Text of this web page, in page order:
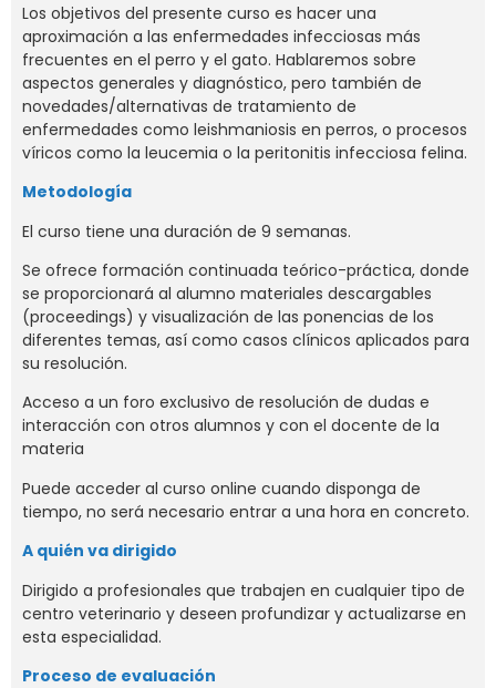
Los objetivos del presente curso es hacer una
aproximación a las enfermedades infecciosas más
frecuentes en el perro y el gato. Hablaremos sobre
aspectos generales y diagnóstico, pero también de
novedades/alternativas de tratamiento de
enfermedades como leishmaniosis en perros, o procesos
víricos como la leucemia o la peritonitis infecciosa felina.
Metodología
El curso tiene una duración de 9 semanas.
Se ofrece formación continuada teórico-práctica, donde
se proporcionará al alumno materiales descargables
(proceedings) y visualización de las ponencias de los
diferentes temas, así como casos clínicos aplicados para
su resolución.
Acceso a un foro exclusivo de resolución de dudas e
interacción con otros alumnos y con el docente de la
materia
Puede acceder al curso online cuando disponga de
tiempo, no será necesario entrar a una hora en concreto.
A quién va dirigido
Dirigido a profesionales que trabajen en cualquier tipo de
centro veterinario y deseen profundizar y actualizarse en
esta especialidad.
Proceso de evaluación